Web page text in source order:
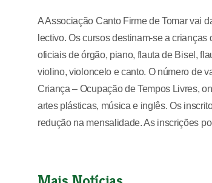
A Associação Canto Firme de Tomar vai
lectivo. Os cursos destinam-se a
oficiais de órgão, piano, flauta de Bisel,
violino, violoncelo e canto. O número de
Criança – Ocupação de Tempos Livres,
artes plásticas, música e inglês. Os
redução na mensalidade. As inscrições